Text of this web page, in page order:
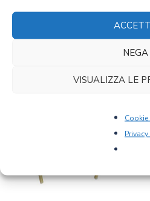
NEGA
VISUALIZZA LE
Luigi Filippo